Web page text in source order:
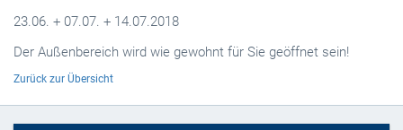
23.06. + 07.07. + 14.07.2018
Der Außenbereich wird wie gewohnt für Sie geöffnet sein!
Zurück zur Übersicht